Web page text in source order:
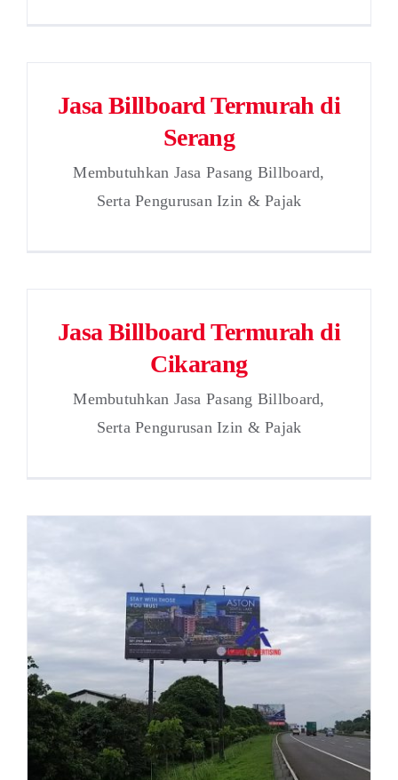
Jasa Billboard Termurah di
Serang
Membutuhkan Jasa Pasang Billboard,
Serta Pengurusan Izin & Pajak
Jasa Billboard Termurah di
Cikarang
Membutuhkan Jasa Pasang Billboard,
Serta Pengurusan Izin & Pajak